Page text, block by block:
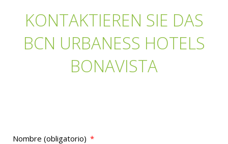
KONTAKTIEREN SIE DAS
BCN URBANESS HOTELS
BONAVISTA
Nombre (obligatorio)